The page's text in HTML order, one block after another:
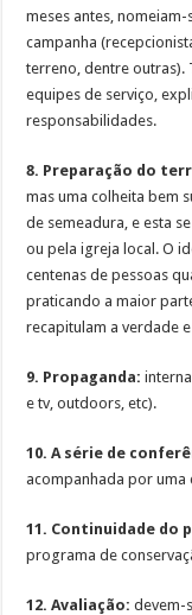
meses antes,
campanha
terreno, dentre outras).
equipes de serviço,
responsabilidades.
8. Preparação do
mas uma colheita bem
de semeadura, e esta
ou pela igreja local. O
centenas de pessoas
praticando a maior
recapitulam a verdade
9. Propaganda:
e tv, outdoors, etc).
10. A série de
acompanhada por uma
11. Continuidade do
programa de
12. Avaliação: devem-